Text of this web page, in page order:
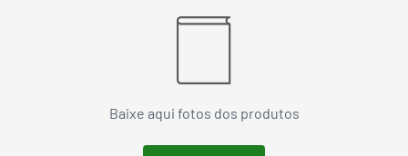
Baixe aqui fotos dos produtos